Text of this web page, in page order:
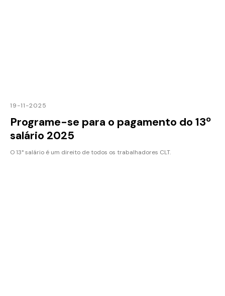
19-11-2025
Programe-se para o pagamento do 13º
salário 2025
O 13° salário é um direito de todos os trabalhadores CLT.